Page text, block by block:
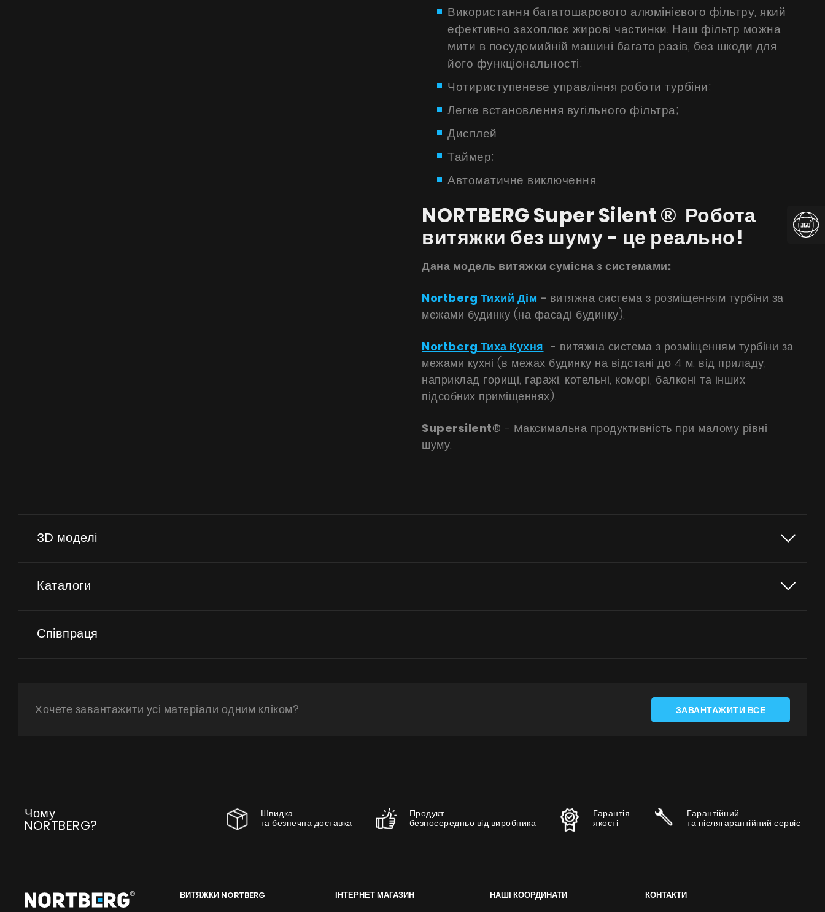
Сторінка дизайнера
Технічна підтримка
Віртуальний салон
Де придбати
Галерея
Контакти
|RU
Використання багатошарового алюмінієвого фільтру, який
ефективно захоплює жирові частинки. Наш фільтр можна
мити в посудомийній машині багато разів, без шкоди для
його функціональності;
Чотириступеневе управління роботи турбіни;
Легке встановлення вугільного фільтра;
Дисплей
Таймер;
Автоматичне виключення.
NORTBERG Super Silent ® Робота
витяжки без шуму - це реально!
Дана модель витяжки сумісна з системами:
Nortberg Тихий Дім - витяжна система з розміщенням турбіни за
межами будинку (на фасаді будинку).
Nortberg Тиха Кухня - витяжна система з розміщенням турбіни за
межами кухні (в межах будинку на відстані до 4 м. від приладу,
наприклад горищі, гаражі, котельні, коморі, балконі та інших
підсобних приміщеннях).
Supersilent® - Максимальна продуктивність при малому рівні
шуму.
3D моделі
Каталоги
Співпраця
Хочете завантажити усі матеріали одним кліком? ЗАВАНТАЖИТИ ВСЕ
Чому
NORTBERG?
Швидка
та безпечна доставка
Продукт
безпосередньо від виробника
Гарантія
якості
Гарантійний
та післягарантійний сервіс
ВИТЯЖКИ NORTBERG ІНТЕРНЕТ МАГАЗИН НАШІ КООРДИНАТИ КОНТАКТИ